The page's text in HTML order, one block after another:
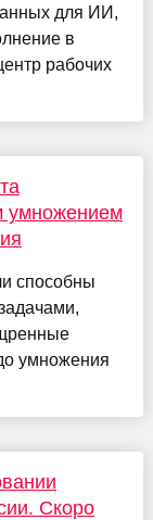
для ИИ,
в
рабочих
умножением
способны
умножения
Скоро